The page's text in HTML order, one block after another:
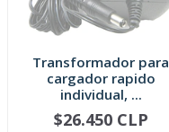
Transformador para
cargador rapido
individual, ...
AGOTADO
$26.450 CLP